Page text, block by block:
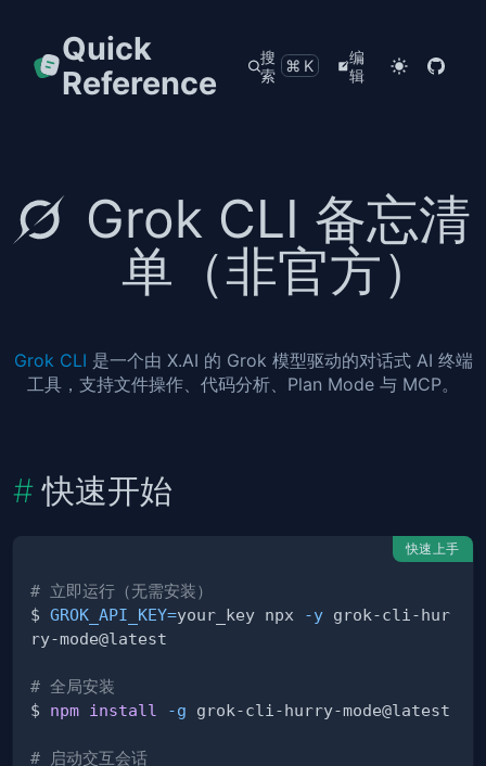
Quick
Reference
搜
索
⌘K
编
辑
Grok CLI 备忘清
单（非官方）
Grok CLI 是一个由 X.AI 的 Grok 模型驱动的对话式 AI 终端
工具，支持文件操作、代码分析、Plan Mode 与 MCP。
快速开始
快速上手
# 立即运行（无需安装）
$ GROK_API_KEY=your_key npx -y grok-cli-hur
# 全局安装
$ npm install -g
# 启动交互会话